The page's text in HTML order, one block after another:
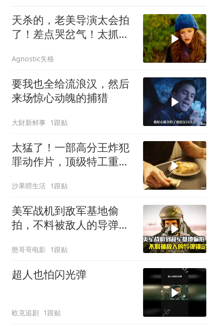
天杀的，老美导演太会拍
了！差点哭岔气！太抓心
Agnostic失格
要我也全给流浪汉，然后
来场惊心动魄的捕猎
大財新鲜事 1跟贴
太猛了！一部高分王炸犯
罪动作片，顶级特工重出
沙果唠生活 1跟贴
美军战机到敌军基地偷
拍，不料被敌人的导弹锁
憨哥哥电影 1跟贴
超人也怕闪光弹
欧克追剧 1跟贴